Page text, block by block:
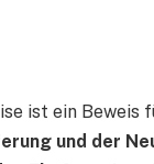
ist ein Beweis
und der